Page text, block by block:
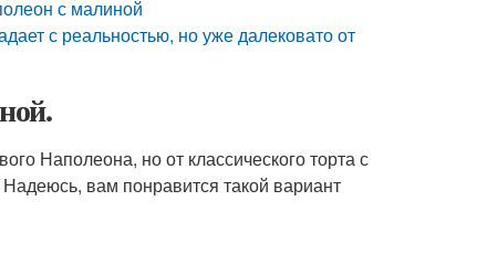
с малиной
с реальностью, но уже далековато от
Наполеона, но от классического торта с
вам понравится такой вариант